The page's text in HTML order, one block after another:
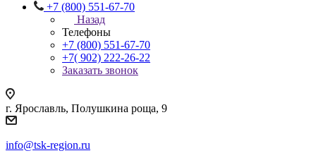
+7 (800) 551-67-70
Назад
Телефоны
+7 (800) 551-67-70
+7( 902) 222-26-22
Заказать звонок
г. Ярославль, Полушкина роща, 9
info@tsk-region.ru